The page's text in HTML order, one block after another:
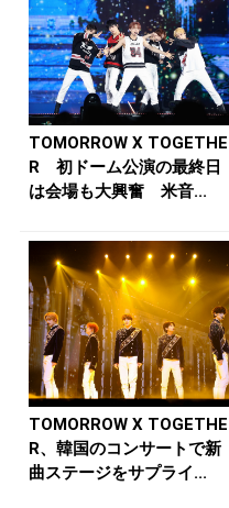
TOMORROW X TOGETHE
R 初ドーム公演の最終日
は会場も大興奮 米音...
TOMORROW X TOGETHE
R、韓国のコンサートで新
曲ステージをサプライ...